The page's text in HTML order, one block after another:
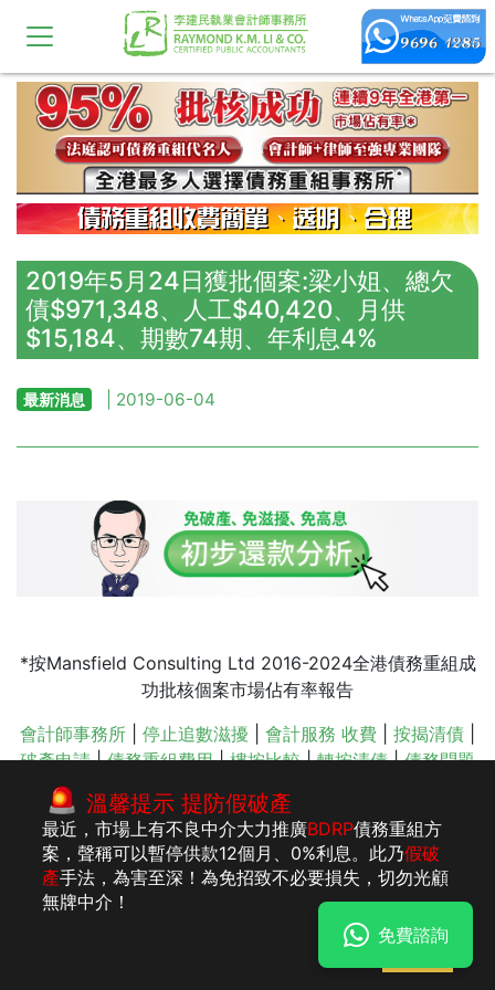
2019年5月24日獲批個案:梁小姐、總欠
債$971,348、人工$40,420、月供
$15,184、期數74期、年利息4%
最新消息 | 2019-06-04
*按Mansfield Consulting Ltd 2016-2024全港債務重組成
功批核個案市場佔有率報告
會計師事務所
停止追數滋擾 會計服務 收費 按揭清債
破產申請|債務重組費用|樓按比較|轉按清債|債務問題
法律聲明 私隱聲明及收集個人資料聲明
版權所有：李建
民執業會計師事
務所
免費諮詢
溫馨提示 提防假破產
最近，市場上有不良中介大力推廣BDRP債務重組方
案，聲稱可以暫停供款12個月、0%利息。此乃假破
產手法，為害至深！為免招致不必要損失，切勿光顧
無牌中介！
明白